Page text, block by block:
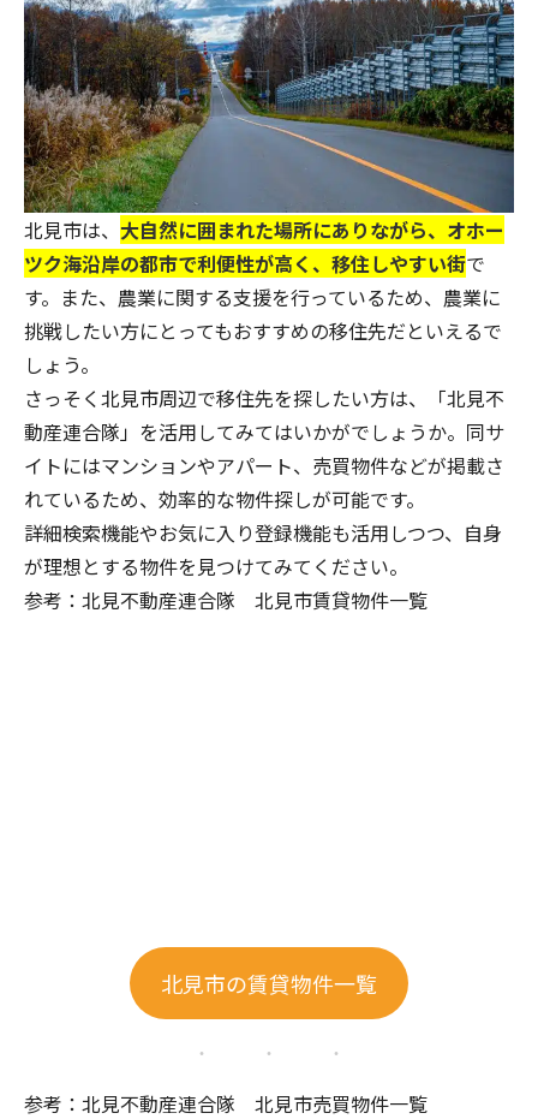
北見市は、 大自然に囲まれた場所にありながら、オホー
ツク海沿岸の都市で利便性が高く、移住しやすい街で
す。また、農業に関する支援を行っているため、農業に
挑戦したい方にとってもおすすめの移住先だといえるで
しょう。
さっそく北見市周辺で移住先を探したい方は、「北見不
動産連合隊 」を活用してみてはいかがでしょうか。同サ
イトにはマンションやアパート、売買物件などが掲載さ
れているため、効率的な物件探しが可能です。
詳細検索機能やお気に入り登録機能も活用しつつ、自身
が理想とする物件を見つけてみてください。
参考：北見不動産連合隊 北見市賃貸物件一覧
北見市の賃貸物件一覧
参考：北見不動産連合隊 北見市売買物件一覧